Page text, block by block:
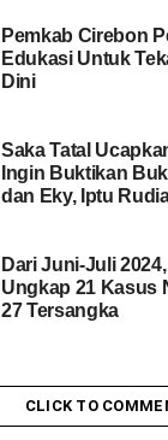
Pemkab Cirebon
Edukasi Untuk
Dini
Saka Tatal
Ingin Buktikan
dan Eky, Iptu
Dari Juni-Juli
Ungkap 21 Kasus
27 Tersangka
CLICK TO